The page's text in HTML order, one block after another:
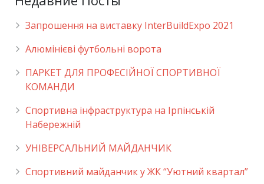
Запрошення на виставку InterBuildExpo 2021
Алюмінієві футбольні ворота
ПАРКЕТ ДЛЯ ПРОФЕСІЙНОЇ СПОРТИВНОЇ
КОМАНДИ
Спортивна інфраструктура на Ірпінській
Набережній
УНІВЕРСАЛЬНИЙ МАЙДАНЧИК
Cпортивний майданчик у ЖК “Уютний квартал”